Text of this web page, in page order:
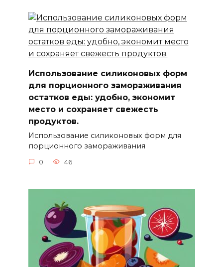
Использование силиконовых форм
для порционного замораживания
остатков еды: удобно, экономит
место и сохраняет свежесть
продуктов.
Использование силиконовых форм для
порционного замораживания
0 46